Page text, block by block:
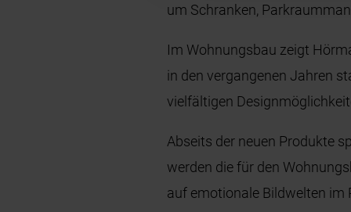
um Schranken,
Im Wohnungsbau zeigt
in den vergangenen Jahren
vielfältigen
Abseits der neuen Produkte
werden die für den
auf emotionale Bildwelten im